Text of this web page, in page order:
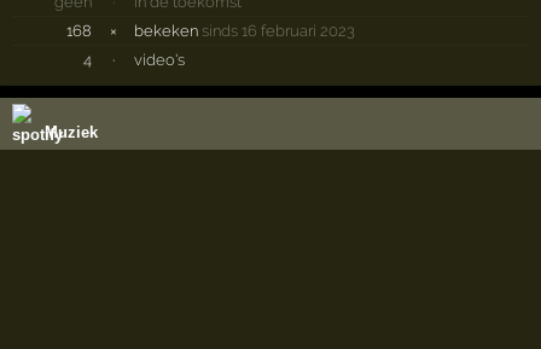
168
× bekeken sinds 16 februari 2023
4
· video's
Muziek